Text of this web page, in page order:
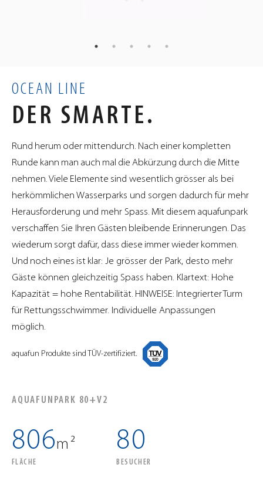
OCEAN LINE
DER SMARTE.
Rund herum oder mittendurch. Nach einer kompletten
Runde kann man auch mal die Abkürzung durch die Mitte
nehmen. Viele Elemente sind wesentlich grösser als bei
herkömmlichen Wasserparks und sorgen dadurch für mehr
Herausforderung und mehr Spass. Mit diesem aquafunpark
verschaffen Sie Ihren Gästen bleibende Erinnerungen. Das
wiederum sorgt dafür, dass diese immer wieder kommen.
Und noch eines ist klar: Je grösser der Park, desto mehr
Gäste können gleichzeitig Spass haben. Klartext: Hohe
Kapazität = hohe Rentabilität. HINWEISE: Integrierter Turm
für Rettungsschwimmer. Individuelle Anpassungen
möglich.
aquafun Produkte sind TÜV-zertifiziert.
AQUAFUNPARK 80+V2
806m²
FLÄCHE
80
BESUCHER